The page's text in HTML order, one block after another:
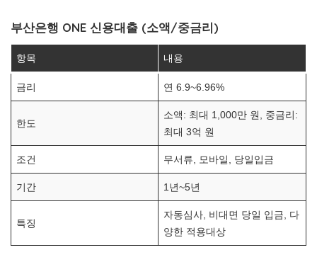
부산은행 ONE 신용대출 (소액/중금리)
항목 내용
금리 연 6.9~6.96%
한도
소액: 최대 1,000만 원, 중금리:
최대 3억 원
조건 무서류, 모바일, 당일입금
기간 1년~5년
특징
자동심사, 비대면 당일 입금, 다
양한 적용대상